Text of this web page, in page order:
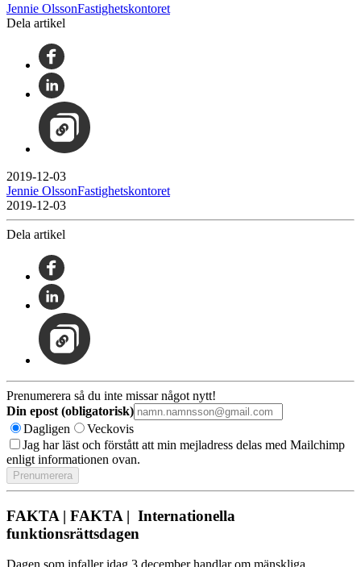
Jennie OlssonFastighetskontoret
Dela artikel
2019-12-03
Jennie OlssonFastighetskontoret
2019-12-03
Dela artikel
Prenumerera så du inte missar något nytt!
Din epost (obligatorisk)
Dagligen
Veckovis
Jag har läst och förstått att min mejladress delas med Mailchimp
enligt informationen ovan.
FAKTA | FAKTA | Internationella
funktionsrättsdagen